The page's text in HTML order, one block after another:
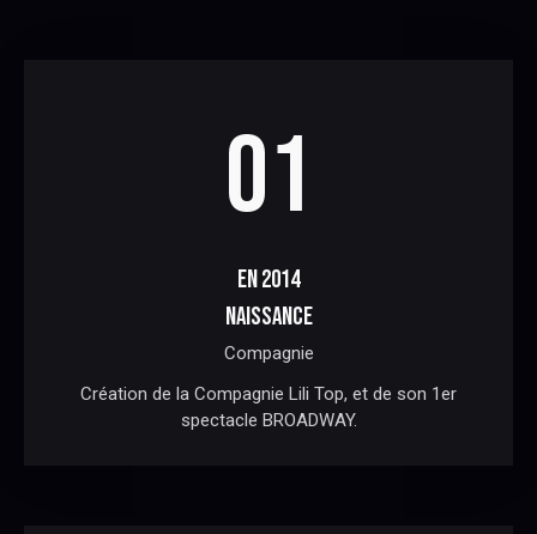
01
EN 2014
NAISSANCE
Compagnie
Création de la Compagnie Lili Top, et de son 1er
spectacle BROADWAY.